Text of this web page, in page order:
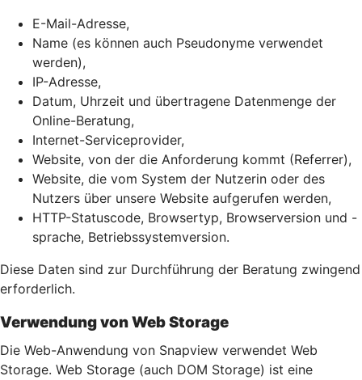
E-Mail-Adresse,
Name (es können auch Pseudonyme verwendet
werden),
IP-Adresse,
Datum, Uhrzeit und übertragene Datenmenge der
Online-Beratung,
Internet-Serviceprovider,
Website, von der die Anforderung kommt (Referrer),
Website, die vom System der Nutzerin oder des
Nutzers über unsere Website aufgerufen werden,
HTTP-Statuscode, Browsertyp, Browserversion und -
sprache, Betriebssystemversion.
Diese Daten sind zur Durchführung der Beratung zwingend
erforderlich.
Verwendung von Web Storage
Die Web-Anwendung von Snapview verwendet Web
Storage. Web Storage (auch DOM Storage) ist eine